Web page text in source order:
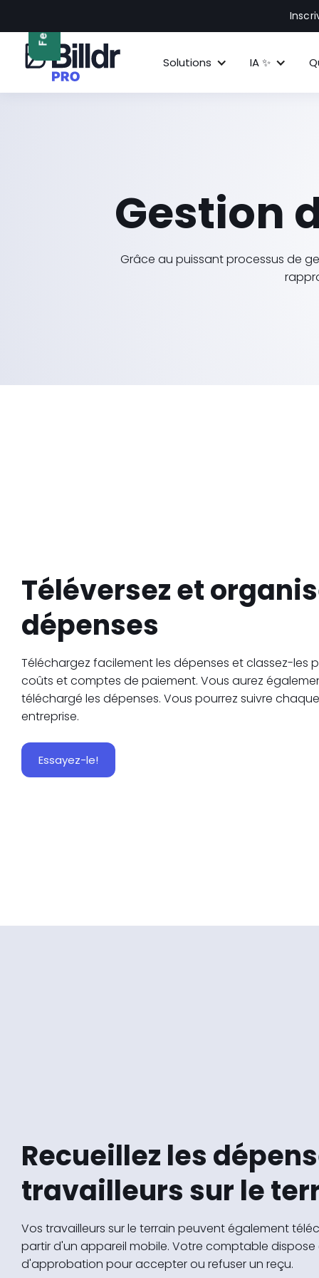
Feedback
Solutions IA ✨
Gestion
Grâce au puissant processus de
Téléversez et
dépenses
Téléchargez facilement les dépenses et classez-les
coûts et comptes de paiement. Vous aurez
téléchargé les dépenses. Vous pourrez suivre
entreprise.
Essayez-le!
Recueillez les
travailleurs sur le
Vos travailleurs sur le terrain peuvent également
partir d'un appareil mobile. Votre comptable
d'approbation pour accepter ou refuser un reçu.